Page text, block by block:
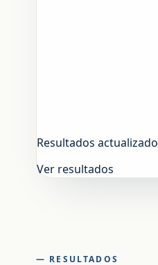
Resultados
Ver resultados
— RESULTADOS